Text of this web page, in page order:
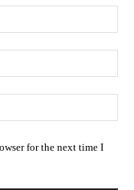
for the next time I